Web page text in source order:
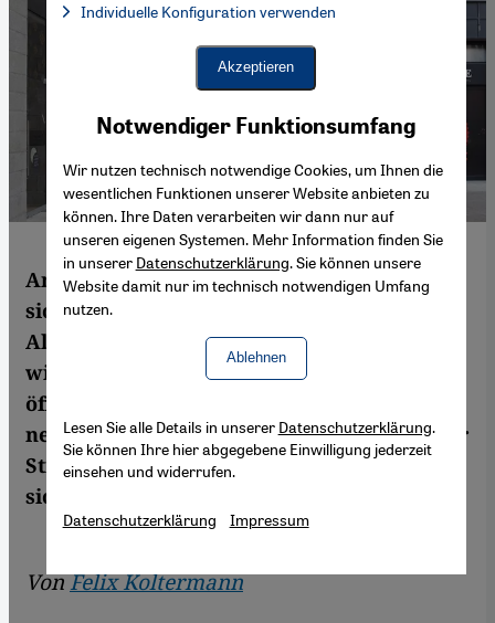
Am Jerusalemer Stadtviertel Mamilla, das
sich zwischen West-Jerusalem und der
Altstadt erstreckt, lässt sich beobachten,
wie stadtplanerische Entscheidungen den
öffentlichen Raum verändern und eine
neue visuelle Realität mit großer politischer
Strahlkraft schaffen. Felix Koltermann hat
sich vor Ort umgesehen.
VonFelix Koltermann
Notwendiger Funktionsumfang
Wir nutzen technisch notwendige Cookies, um Ihnen die
wesentlichen Funktionen unserer Website anbieten zu
können. Ihre Daten verarbeiten wir dann nur auf
unseren eigenen Systemen. Mehr Information finden Sie
in unserer Datenschutzerklärung. Sie können unsere
Website damit nur im technisch notwendigen Umfang
nutzen.
Ablehnen
Facebook Embed / Facebook Connect, Google Maps Embed,
Facebook Embed / Facebook Connect
Google Maps Embed
Individuelle Konfiguration verwenden
Akzeptieren
Lesen Sie alle Details in unserer Datenschutzerklärung.
Sie können Ihre hier abgegebene Einwilligung jederzeit
einsehen und widerrufen.
Datenschutzerklärung Impressum